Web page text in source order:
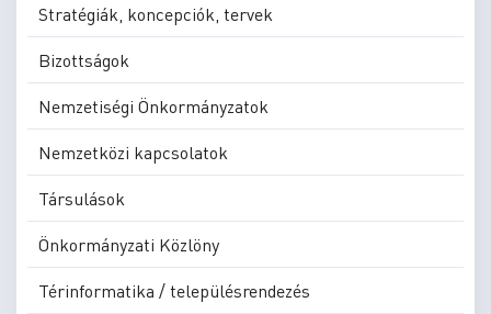
Stratégiák, koncepciók, tervek
Bizottságok
Nemzetiségi Önkormányzatok
Nemzetközi kapcsolatok
Társulások
Önkormányzati Közlöny
Térinformatika / településrendezés